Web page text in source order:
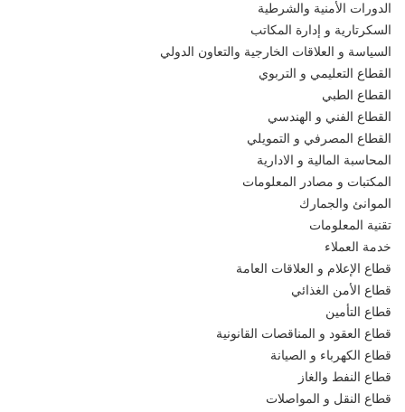
الدورات الأمنية والشرطية
السكرتارية و إدارة المكاتب
السياسة و العلاقات الخارجية والتعاون الدولي
القطاع التعليمي و التربوي
القطاع الطبي
القطاع الفني و الهندسي
القطاع المصرفي و التمويلي
المحاسبة المالية و الادارية
المكتبات و مصادر المعلومات
الموانئ والجمارك
تقنية المعلومات
خدمة العملاء
قطاع الإعلام و العلاقات العامة
قطاع الأمن الغذائي
قطاع التأمين
قطاع العقود و المناقصات القانونية
قطاع الكهرباء و الصيانة
قطاع النفط والغاز
قطاع النقل و المواصلات